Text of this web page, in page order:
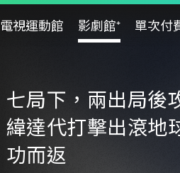
電視運動館 影劇館⁺ 單次付
七局下，兩出局後
緯達代打擊出滾地
功而返